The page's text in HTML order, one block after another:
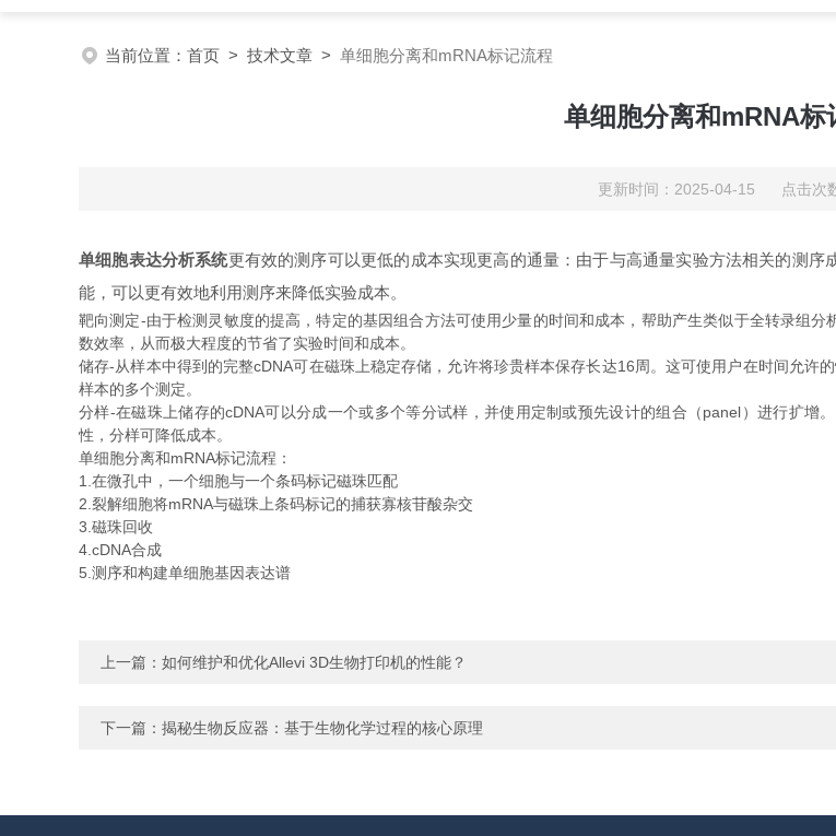
当前位置： 首页 > 技术文章 > 单细胞分离和mRNA标记流程
单细胞分离和mRNA标
更新时间：2025-04-15 点击次
单细胞表达分析系统更有效的测序可以更低的成本实现更高的通量：由于与高通量实验方法相关的测
能，可以更有效地利用测序来降低实验成本。
靶向测定-由于检测灵敏度的提高，特定的基因组合方法可使用少量的时间和成本，帮助产生类似于全转录组
数效率，从而极大程度的节省了实验时间和成本。
储存-从样本中得到的完整cDNA可在磁珠上稳定存储，允许将珍贵样本保存长达16周。这可使用户在时间允许
样本的多个测定。
分样-在磁珠上储存的cDNA可以分成一个或多个等分试样，并使用定制或预先设计的组合（panel）进行扩
性，分样可降低成本。
单细胞分离和mRNA标记流程：
1.在微孔中，一个细胞与一个条码标记磁珠匹配
2.裂解细胞将mRNA与磁珠上条码标记的捕获寡核苷酸杂交
3.磁珠回收
4.cDNA合成
5.测序和构建单细胞基因表达谱
上一篇： 如何维护和优化Allevi 3D生物打印机的性能？
下一篇： 揭秘生物反应器：基于生物化学过程的核心原理